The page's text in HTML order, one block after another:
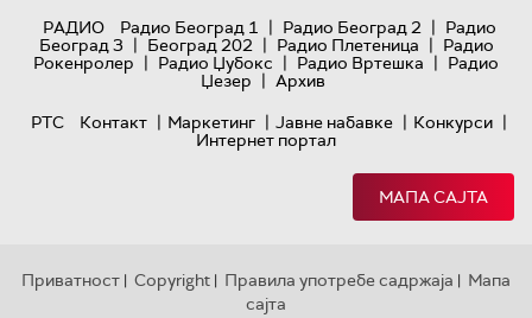
РАДИО
Радио Београд 1 | Радио Београд 2 | Радио
Београд 3 | Београд 202 | Радио Плетеница | Радио
Рокенролер | Радио Џубокс | Радио Вртешка | Радио
Џезер | Архив
РТС
Контакт | Маркетинг | Јавне набавке | Конкурси |
Интернет портал
МАПА САЈТА
Приватност | Copyright | Правила употребе садржаја | Мапа
сајта